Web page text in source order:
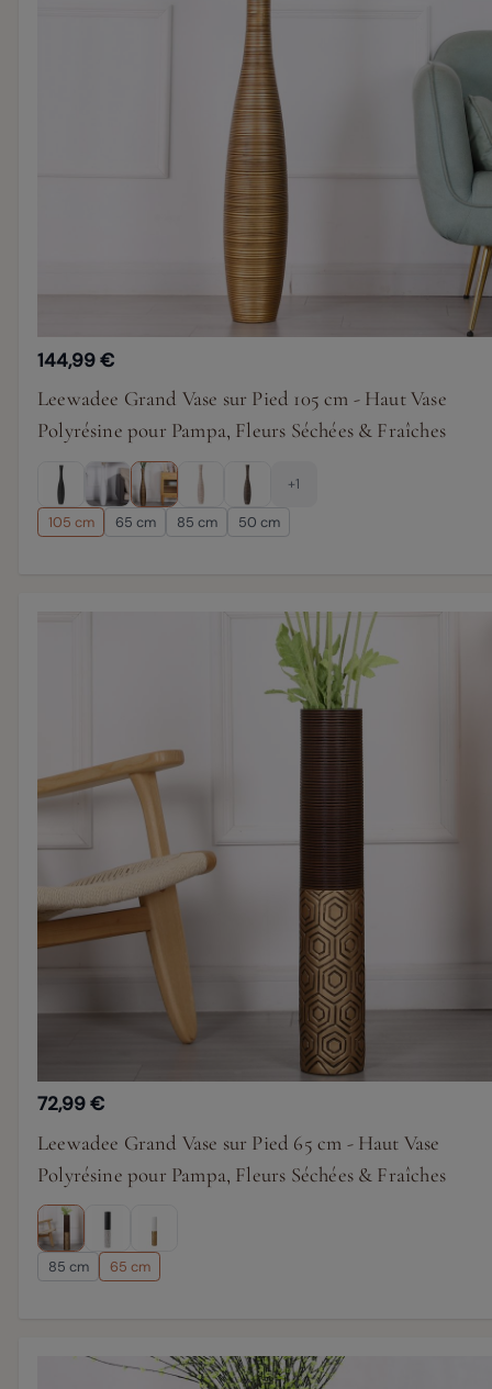
144,99 €
Leewadee Grand Vase sur Pied 105 cm - Haut Vase
Polyrésine pour Pampa, Fleurs Séchées & Fraîches
+1
105 cm 65 cm 85 cm 50 cm
72,99 €
Leewadee Grand Vase sur Pied 65 cm - Haut Vase
Polyrésine pour Pampa, Fleurs Séchées & Fraîches
85 cm 65 cm